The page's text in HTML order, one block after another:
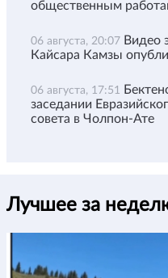
общественным
06 августа, 20:07 Видео
Кайсара Камзы
06 августа, 17:51
заседании
совета в Чолпон-Ате
Лучшее за